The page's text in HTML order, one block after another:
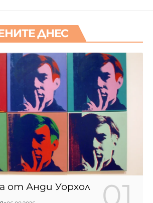
ДНЕС
от Анди Уорхол